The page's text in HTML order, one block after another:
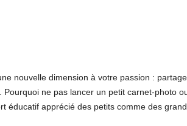
nouvelle dimension à votre passion :
ne pas lancer un petit carnet-photo
éducatif apprécié des petits comme des